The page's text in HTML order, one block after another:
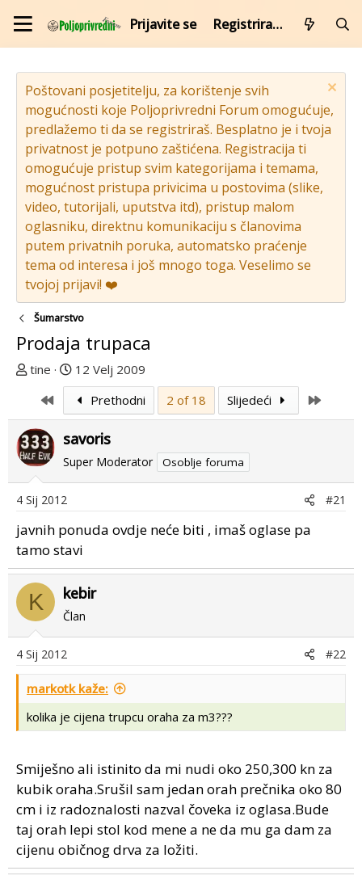
Prijavite se Registrirajte se
Poštovani posjetitelju, za korištenje svih
mogućnosti koje Poljoprivredni Forum omogućuje,
predlažemo ti da se registriraš. Besplatno je i tvoja
privatnost je potpuno zaštićena. Registracija ti
omogućuje pristup svim kategorijama i temama,
mogućnost pristupa privicima u postovima (slike,
video, tutorijali, uputstva itd), pristup malom
oglasniku, direktnu komunikaciju s članovima
putem privatnih poruka, automatsko praćenje
tema od interesa i još mnogo toga. Veselimo se
tvojoj prijavi! ❤️
Šumarstvo
Prodaja trupaca
T
u
p
o
r
e
n
u
o
tine
D
a
t
u
m
p
o
g
p
o
t
a
12 Velj 2009
First
Prethodni 2 of 18 Slijedeći
savoris
Super Moderator Osoblje foruma
4 Sij 2012 #21
javnih ponuda ovdje neće biti , imaš oglase pa
tamo stavi
K kebir
Član
4 Sij 2012 #22
markotk kaže:
kolika je cijena trupcu oraha za m3???
Smiješno ali istinito da mi nudi oko 250,300 kn za
kubik oraha.Srušil sam jedan orah prečnika oko 80
cm i iz radoznalosti nazval čoveka iz oglasa.Bude
taj orah lepi stol kod mene a ne da mu ga dam za
cijenu običnog drva za ložiti.